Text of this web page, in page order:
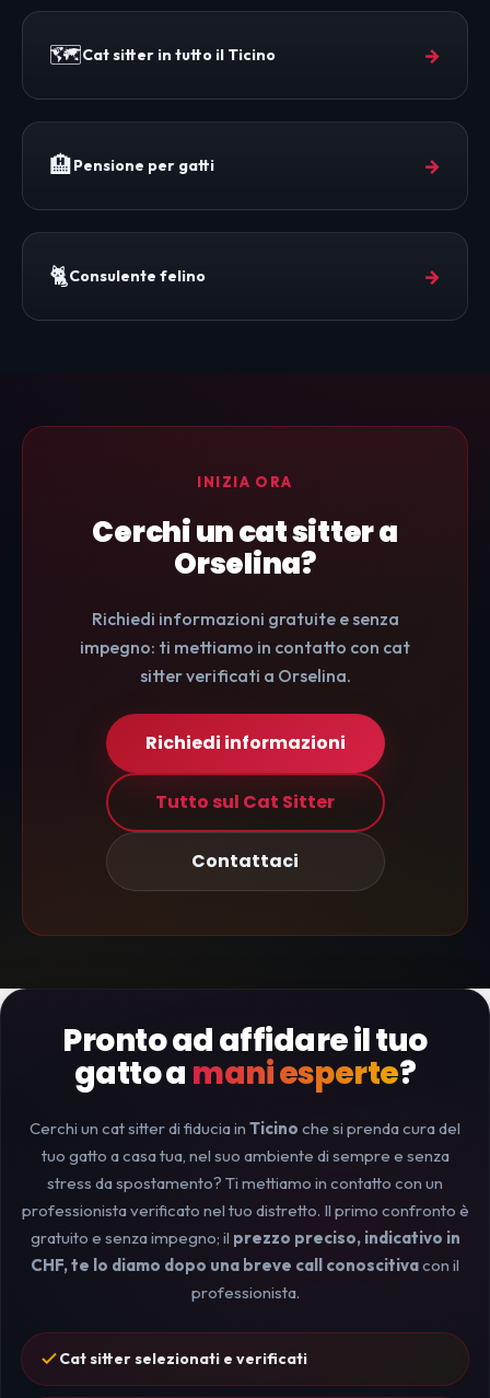
🗺️Cat sitter in tutto il Ticino →
🏨Pensione per gatti →
🐈Consulente felino →
INIZIA ORA
Cerchi un cat sitter a
Orselina?
Richiedi informazioni gratuite e senza
impegno: ti mettiamo in contatto con cat
sitter verificati a Orselina.
Richiedi informazioni
Tutto sul Cat Sitter
Contattaci
Pronto ad affidare il tuo
gatto a mani esperte?
Cerchi un cat sitter di fiducia in Ticino che si prenda cura del
tuo gatto a casa tua, nel suo ambiente di sempre e senza
stress da spostamento? Ti mettiamo in contatto con un
professionista verificato nel tuo distretto. Il primo confronto è
gratuito e senza impegno; il prezzo preciso, indicativo in
CHF, te lo diamo dopo una breve call conoscitivacon il
professionista.
Cat sitter selezionati e verificati